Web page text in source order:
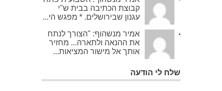
קבוצת הכתיבה בבית ש"י
עגנון שבירושלים. * מפגש הי...
אמיר מנשהוף: "הצורך לנתח
את ההנאה ולתארהּ... מחזיר
אותך אל מישור המציאות...
שלח לי הודעה